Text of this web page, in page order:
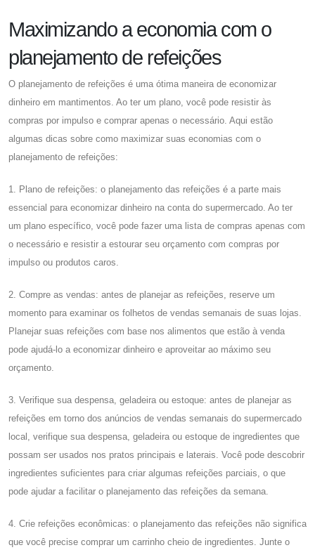
Maximizando a economia com o
planejamento de refeições
O planejamento de refeições é uma ótima maneira de economizar
dinheiro em mantimentos. Ao ter um plano, você pode resistir às
compras por impulso e comprar apenas o necessário. Aqui estão
algumas dicas sobre como maximizar suas economias com o
planejamento de refeições:
1. Plano de refeições: o planejamento das refeições é a parte mais
essencial para economizar dinheiro na conta do supermercado. Ao ter
um plano específico, você pode fazer uma lista de compras apenas com
o necessário e resistir a estourar seu orçamento com compras por
impulso ou produtos caros.
2. Compre as vendas: antes de planejar as refeições, reserve um
momento para examinar os folhetos de vendas semanais de suas lojas.
Planejar suas refeições com base nos alimentos que estão à venda
pode ajudá-lo a economizar dinheiro e aproveitar ao máximo seu
orçamento.
3. Verifique sua despensa, geladeira ou estoque: antes de planejar as
refeições em torno dos anúncios de vendas semanais do supermercado
local, verifique sua despensa, geladeira ou estoque de ingredientes que
possam ser usados ​​nos pratos principais e laterais. Você pode descobrir
ingredientes suficientes para criar algumas refeições parciais, o que
pode ajudar a facilitar o planejamento das refeições da semana.
4. Crie refeições econômicas: o planejamento das refeições não significa
que você precise comprar um carrinho cheio de ingredientes. Junte o